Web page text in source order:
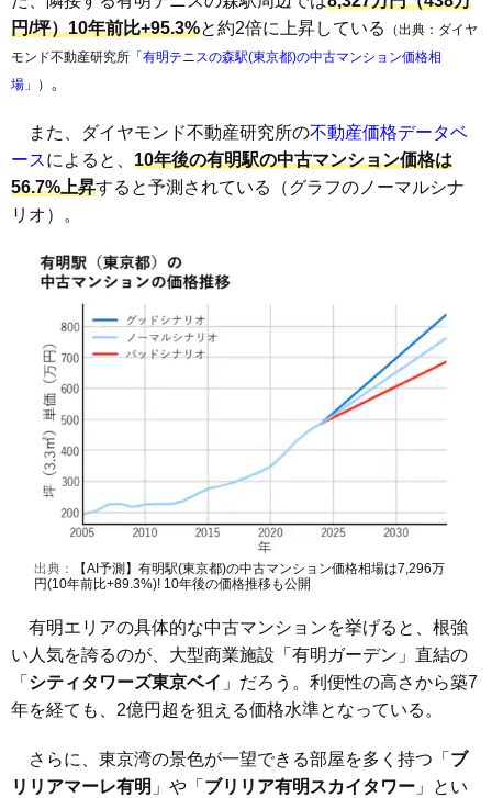
円/坪）10年前比+95.3%と約2倍に上昇している
（出典：ダイヤ
モンド不動産研究所「有明テニスの森駅(東京都)の中古マンション価格相
場 」） 。
また、ダイヤモンド不動産研究所の不動産価格データベ
ースによると、 10年後の有明駅の中古マンション価格は
56.7%上昇すると予測されている（グラフのノーマルシナ
リオ）。
出典：
【AI予測】有明駅(東京都)の中古マンション価格相場は7,296万
円(10年前比+89.3%)! 10年後の価格推移も公開
有明エリアの具体的な中古マンションを挙げると、根強
い人気を誇るのが、大型商業施設「有明ガーデン」直結の
「 シティタワーズ東京ベイ 」だろう。利便性の高さから築7
年を経ても、2億円超を狙える価格水準となっている。
さらに、東京湾の景色が一望できる部屋を多く持つ「 ブ
リリアマーレ有明 」や「 ブリリア有明スカイタワー 」とい